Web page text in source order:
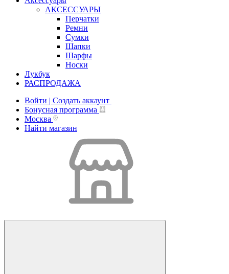
АКСЕССУАРЫ
Перчатки
Ремни
Сумки
Шапки
Шарфы
Носки
Лукбук
РАСПРОДАЖА
Войти | Создать аккаунт
Бонусная программа
Москва
Найти магазин